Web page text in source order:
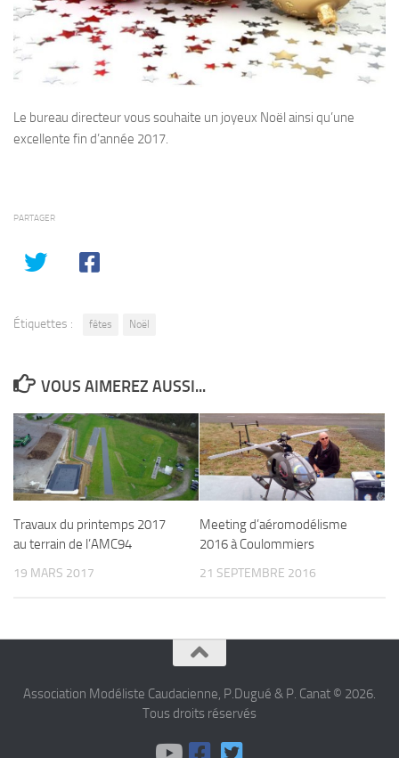
Le bureau directeur vous souhaite un joyeux Noël ainsi qu’une
excellente fin d’année 2017.
PARTAGER
Étiquettes : fêtes Noël
VOUS AIMEREZ AUSSI...
Travaux du printemps 2017
au terrain de l’AMC94
19 MARS 2017
Meeting d’aéromodélisme
2016 à Coulommiers
21 SEPTEMBRE 2016
Association Modéliste Caudacienne, P.Dugué & P. Canat © 2026.
Tous droits réservés